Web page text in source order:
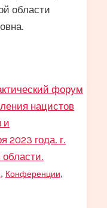
области
, Конференции,